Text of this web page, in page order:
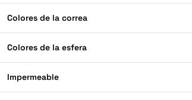
Colores de la correa
Colores de la esfera
Impermeable